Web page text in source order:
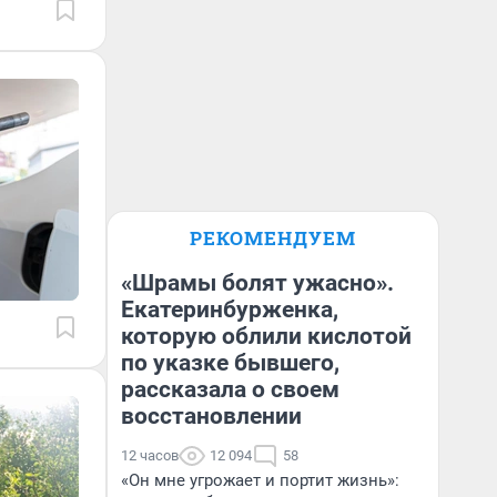
РЕКОМЕНДУЕМ
«Шрамы болят ужасно».
Екатеринбурженка,
которую облили кислотой
по указке бывшего,
рассказала о своем
восстановлении
12 часов 12 094 58
«Он мне угрожает и портит жизнь»: